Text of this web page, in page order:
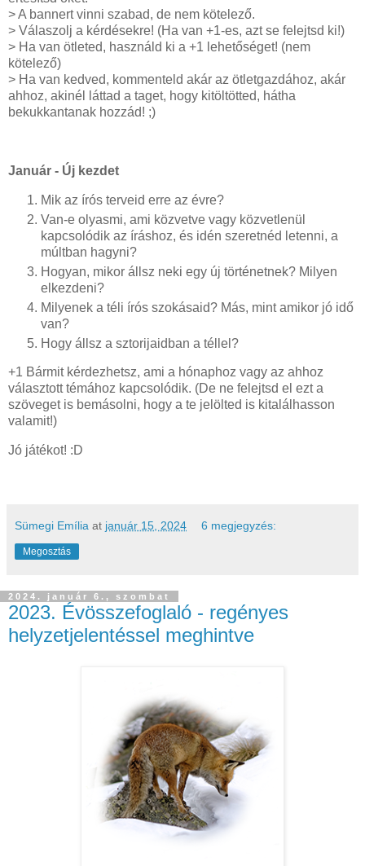
> A bannert vinni szabad, de nem kötelező.
> Válaszolj a kérdésekre! (Ha van +1-es, azt se felejtsd ki!)
> Ha van ötleted, használd ki a +1 lehetőséget! (nem
kötelező)
> Ha van kedved, kommenteld akár az ötletgazdához, akár
ahhoz, akinél láttad a taget, hogy kitöltötted, hátha
bekukkantanak hozzád! ;)
Január - Új kezdet
Mik az írós terveid erre az évre?
Van-e olyasmi, ami közvetve vagy közvetlenül
kapcsolódik az íráshoz, és idén szeretnéd letenni, a
múltban hagyni?
Hogyan, mikor állsz neki egy új történetnek? Milyen
elkezdeni?
Milyenek a téli írós szokásaid? Más, mint amikor jó idő
van?
Hogy állsz a sztorijaidban a téllel?
+1 Bármit kérdezhetsz, ami a hónaphoz vagy az ahhoz
választott témához kapcsolódik. (De ne felejtsd el ezt a
szöveget is bemásolni, hogy a te jelölted is kitalálhasson
valamit!)
Jó játékot! :D
Sümegi Emília at január 15, 2024 6 megjegyzés:
Megosztás
2024. január 6., szombat
2023. Évösszefoglaló - regényes
helyzetjelentéssel meghintve